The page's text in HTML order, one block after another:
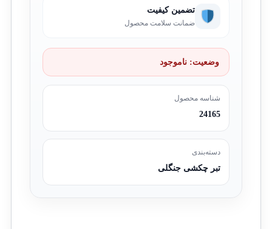
تضمین کیفیت
ضمانت سلامت محصول
وضعیت: ناموجود
شناسه محصول
24165
دسته‌بندی
تبر چکشی جنگلی